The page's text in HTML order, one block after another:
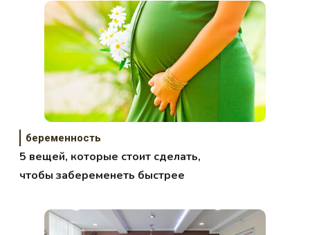
беременность
5 вещей, которые стоит сделать,
чтобы забеременеть быстрее